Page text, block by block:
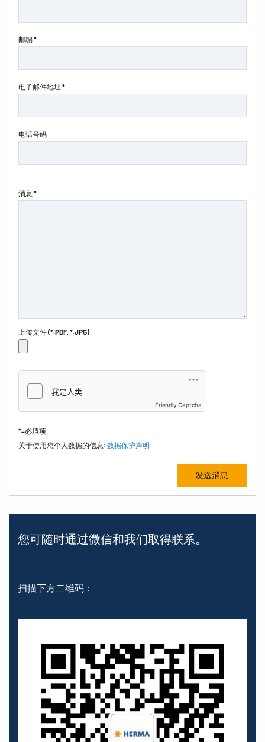
邮编 *
电子邮件地址 *
电话号码
消息 *
上传文件 (*.PDF, *.JPG)
Friendly Captcha
*=必填项
关于使用您个人数据的信息: 数据保护声明
您可随时通过微信和我们取得联系。
扫描下方二维码：